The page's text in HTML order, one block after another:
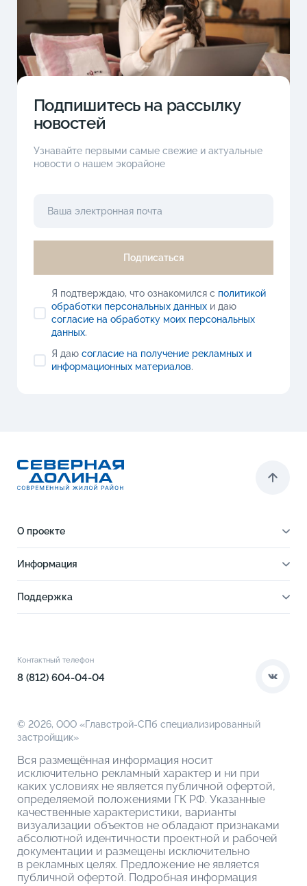
Подпишитесь на рассылку
новостей
Узнавайте первыми самые свежие и актуальные
новости о нашем экорайоне
Подписаться
Я подтверждаю, что ознакомился с политикой
обработки персональных данныхи даю
согласие на обработку моих персональных
данных.
Я даю согласие на получение рекламных и
информационных материалов.
О проекте
Инфраструктура
Благоустройство
Информация
Поддержка
О компании
Контактный телефон
8 (812) 604-04-04
© 2026, ООО «Главстрой-СПб специализированный
застройщик»
Вся размещённая информация носит
исключительно рекламный характер и ни при
каких условиях не является публичной офертой,
определяемой положениями ГК РФ. Указанные
качественные характеристики, варианты
визуализации объектов не обладают признаками
абсолютной идентичности проектной и рабочей
документации и размещены исключительно
в рекламных целях. Предложение не является
публичной офертой. Подробная информация